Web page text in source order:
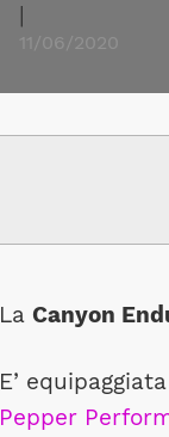
|
11/06/2020
La Canyon
E’
Pepper